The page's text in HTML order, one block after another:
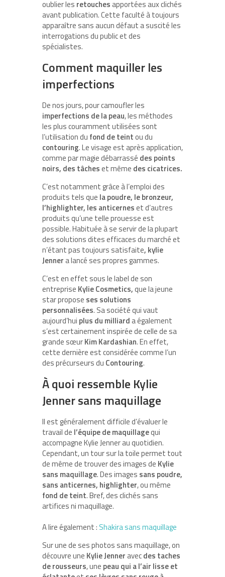
oublier les retouches apportées aux clichés
avant publication. Cette faculté à toujours
apparaître sans aucun défaut a suscité les
interrogations du public et des
spécialistes.
Comment maquiller les
imperfections
De nos jours, pour camoufler les
imperfections de la peau, les méthodes
les plus couramment utilisées sont
l’utilisation du fond de teintou du
contouring. Le visage est après application,
comme par magie débarrassé des points
noirs, des tâcheset même des cicatrices.
C’est notamment grâce à l’emploi des
produits tels que la poudre, le bronzeur,
l’highlighter, les anticerneset d’autres
produits qu’une telle prouesse est
possible. Habituée à se servir de la plupart
des solutions dites efficaces du marché et
n’étant pas toujours satisfaite, kylie
Jenner a lancé ses propres gammes.
C’est en effet sous le label de son
entreprise Kylie Cosmetics,que la jeune
star propose ses solutions
personnalisées. Sa société qui vaut
aujourd’hui plus du milliard a également
s’est certainement inspirée de celle de sa
grande sœurKim Kardashian. En effet,
cette dernière est considérée comme l’un
des précurseurs du Contouring.
À quoi ressemble Kylie
Jenner sans maquillage
Il est généralement difficile d’évaluer le
travail de l’équipe de maquillagequi
accompagne Kylie Jenner au quotidien.
Cependant, un tour sur la toile permet tout
de même de trouver des images de Kylie
sans maquillage. Des images sans poudre,
sans anticernes, highlighter, ou même
fond de teint. Bref, des clichés sans
artifices ni maquillage.
A lire également : Shakira sans maquillage
Sur une de ses photos sans maquillage, on
découvre une Kylie Jenner avecdes taches
de rousseurs, une peau qui a l’air lisseet